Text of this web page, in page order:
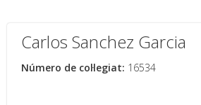
Carlos Sanchez Garcia
Número de col·legiat: 16534